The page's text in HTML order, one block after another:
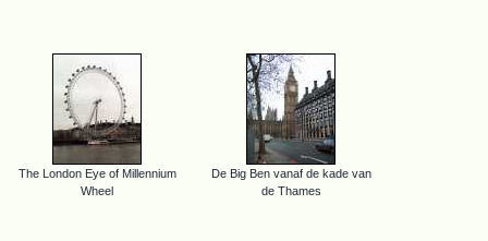
The London Eye of Millennium
Wheel
De Big Ben vanaf de kade van
de Thames